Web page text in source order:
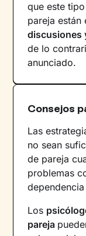
que este
pareja están
discusiones
de lo
anunciado.
Consejos
Las
no sean
de pareja
problemas
Los
pareja